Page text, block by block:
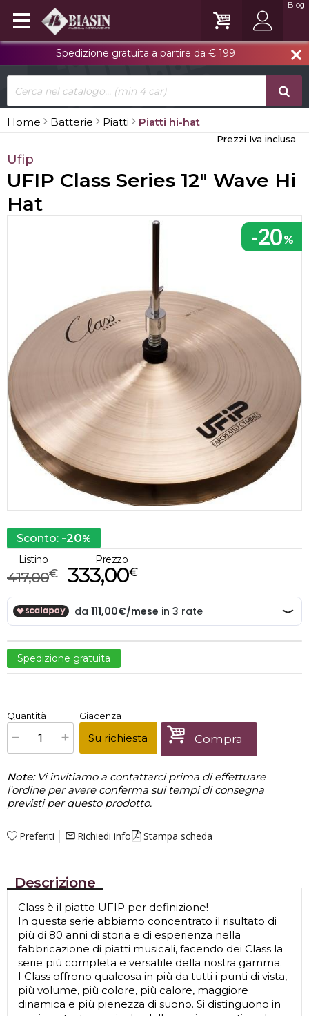
close
Spedizione gratuita a partire da € 199
Blog
Home Batterie Piatti Piatti hi-hat
Prezzi Iva inclusa
Ufip
UFIP Class Series 12" Wave Hi
Hat
-20%
Sconto: -20%
Listino
€
417,00
Prezzo
€
333,00
Spedizione gratuita
x1 Prezzo finale:€333,00
Quantità Giacenza
Su richiesta Compra
Note: Vi invitiamo a contattarci prima di effettuare
l'ordine per avere conferma sui tempi di consegna
previsti per questo prodotto.
Preferiti mail_outline Richiedi info Stampa scheda
Descrizione
Class è il piatto UFIP per definizione!
In questa serie abbiamo concentrato il risultato di
più di 80 anni di storia e di esperienza nella
fabbricazione di piatti musicali, facendo dei Class la
serie più completa e versatile della nostra gamma.
I Class offrono qualcosa in più da tutti i punti di vista,
più volume, più colore, più calore, maggiore
dinamica e più pienezza di suono. Si distinguono in